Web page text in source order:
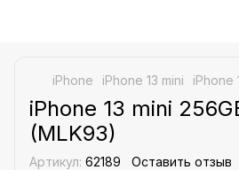
iPhone iPhone 13 mini iPhone
iPhone 13 mini
(MLK93)
Артикул: 62189 Оставить отзыв